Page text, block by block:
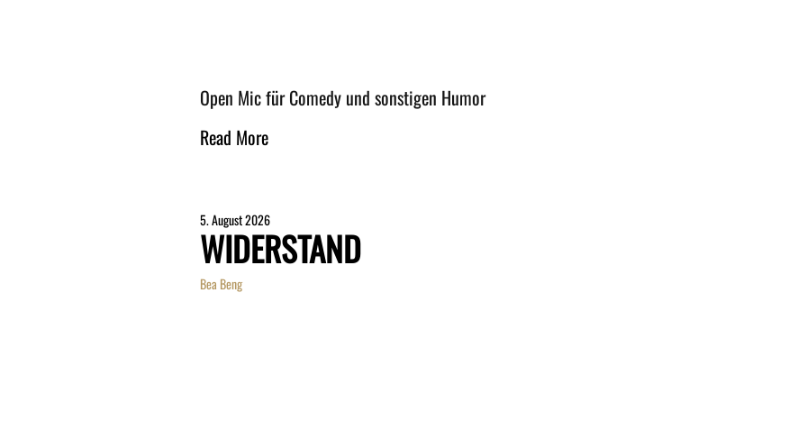
Open Mic für Comedy und sonstigen Humor
Read More
5. August 2026
WIDERSTAND
Bea Beng